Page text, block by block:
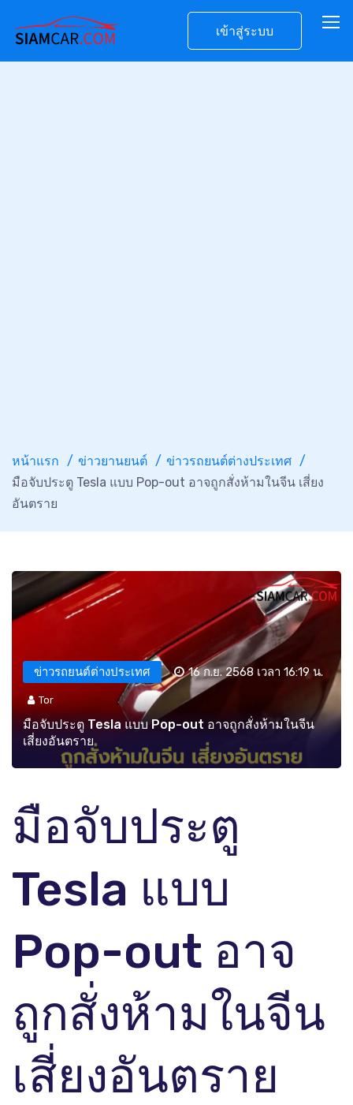
เข้าสู่ระบบ
หน้าแรก ข่าวยานยนต์
ข่าวรถยนต์ต่างประเทศ
มือจับประตู Tesla แบบ Pop-out อาจถูกสั่งห้ามในจีน เสี่ยง
อันตราย
ข่าวรถยนต์ต่างประเทศ 16 ก.ย. 2568 เวลา 16:19 น.
Tor
มือจับประตู Tesla แบบ Pop-out อาจถูกสั่งห้ามในจีน
เสี่ยงอันตราย
มือจับประตู
Tesla แบบ
Pop-out อาจ
ถูกสั่งห้ามในจีน
เสี่ยงอันตราย